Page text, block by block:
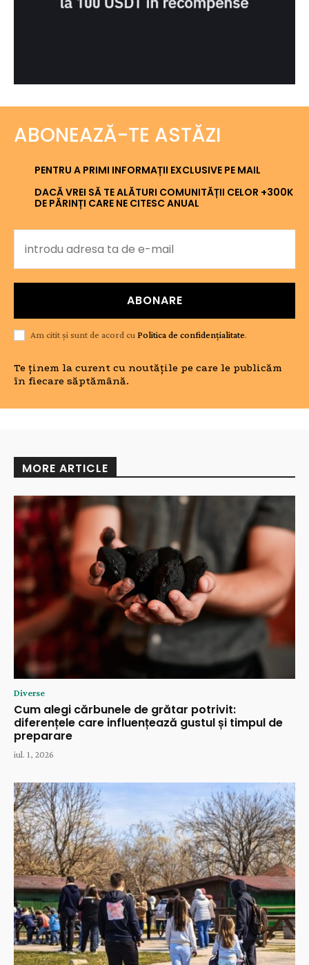
ABONEAZĂ-TE ASTĂZI
PENTRU A PRIMI INFORMAȚII EXCLUSIVE PE MAIL
DACĂ VREI SĂ TE ALĂTURI COMUNITĂȚII CELOR +300K
DE PĂRINȚI CARE NE CITESC ANUAL
ABONARE
Am citit și sunt de acord cu Politica de confidențialitate.
Te ținem la curent cu noutățile pe care le publicăm
în fiecare săptămână.
MORE ARTICLE
Diverse
Cum alegi cărbunele de grătar potrivit:
diferențele care influențează gustul și timpul de
preparare
iul. 1, 2026